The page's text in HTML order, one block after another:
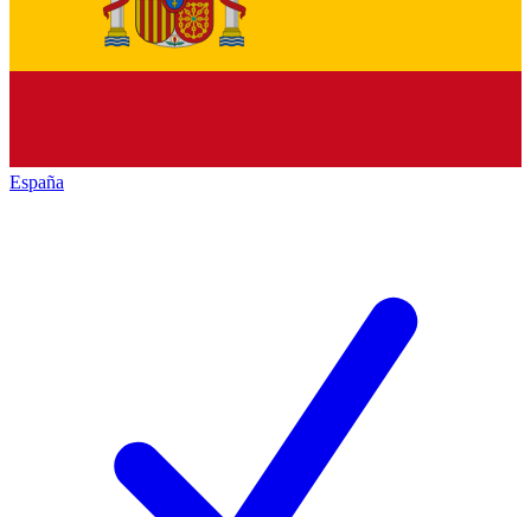
España